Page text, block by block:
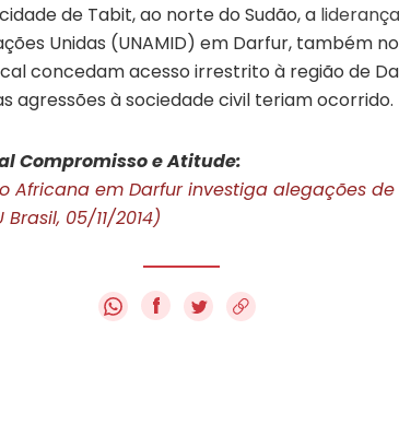
de Tabit, ao norte do Sudão, a
Unidas (UNAMID) em Darfur, também
concedam acesso irrestrito à região de
agressões à sociedade civil teriam ocorrido.
Compromisso e Atitude:
Africana em Darfur investiga alegações
05/11/2014)
f